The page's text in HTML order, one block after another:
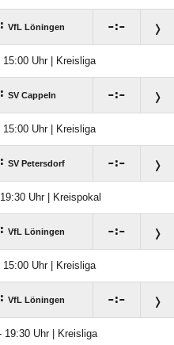
: VfL Löningen :
Uhr | Kreisliga
: SV Cappeln :
Uhr | Kreisliga
: SV Petersdorf :
Uhr | Kreispokal
: VfL Löningen :
Uhr | Kreisliga
: VfL Löningen :
19:30 Uhr | Kreisliga